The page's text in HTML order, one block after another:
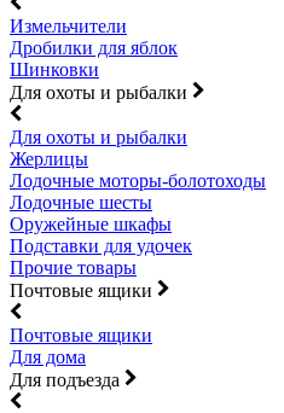
Измельчители
Дробилки для яблок
Шинковки
Для охоты и рыбалки
Для охоты и рыбалки
Жерлицы
Лодочные моторы-болотоходы
Лодочные шесты
Оружейные шкафы
Подставки для удочек
Прочие товары
Почтовые ящики
Почтовые ящики
Для дома
Для подъезда